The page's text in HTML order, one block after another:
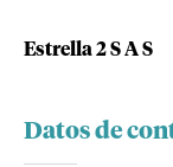
Estrella 2 S A S
Datos de